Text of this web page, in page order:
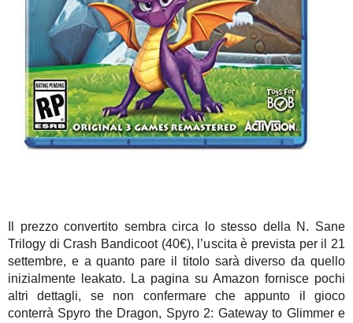
Il prezzo convertito sembra circa lo stesso della N. Sane
Trilogy di Crash Bandicoot (40€), l’uscita è prevista per il 21
settembre, e a quanto pare il titolo sarà diverso da quello
inizialmente leakato. La pagina su Amazon fornisce pochi
altri dettagli, se non confermare che appunto il gioco
conterrà Spyro the Dragon, Spyro 2: Gateway to Glimmer e